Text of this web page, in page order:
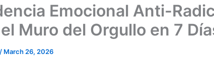
Emocional Anti-
Muro del Orgullo en 7
/ March 26, 2026